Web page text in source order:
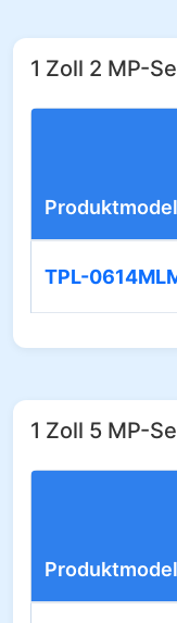
1 Zoll 2 MP-
TPL-
1 Zoll 5 MP-